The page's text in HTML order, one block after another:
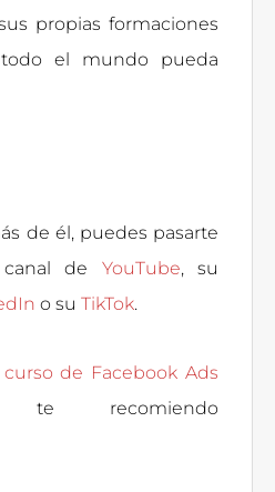
propias formaciones
el mundo pueda
de él, puedes pasarte
de YouTube, su
o su TikTok.
curso de Facebook Ads
recomiendo